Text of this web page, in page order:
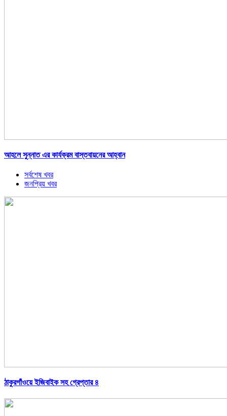
আহলে সুন্নাত এর কার্যক্রম বাস্তবায়নের আহ্বান
সর্বশেষ খবর
জনপ্রিয় খবর
ঠাকুরগাঁওয়ে ইজিবাইক সহ গ্রেপ্তার ৪